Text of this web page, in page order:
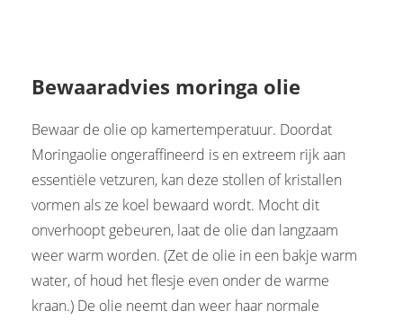
Bewaaradvies moringa olie
Bewaar de olie op kamertemperatuur. Doordat
Moringaolie ongeraffineerd is en extreem rijk aan
essentiële vetzuren, kan deze stollen of kristallen
vormen als ze koel bewaard wordt. Mocht dit
onverhoopt gebeuren, laat de olie dan langzaam
weer warm worden. (Zet de olie in een bakje warm
water, of houd het flesje even onder de warme
kraan.) De olie neemt dan weer haar normale